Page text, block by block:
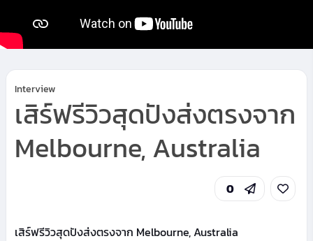
Interview
เสิร์ฟรีวิวสุดปังส่งตรงจาก
Melbourne, Australia
0
เสิร์ฟรีวิวสุดปังส่งตรงจาก Melbourne, Australia